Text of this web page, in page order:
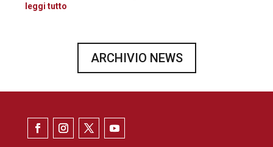
leggi tutto
ARCHIVIO NEWS